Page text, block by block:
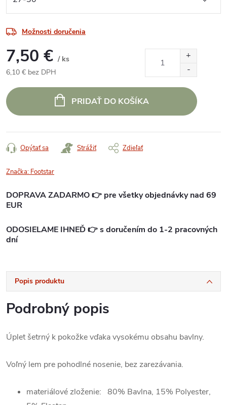
Možnosti doručenia
7,50 € / ks
6,10 € bez DPH
cena:
PRIDAŤ DO KOŠÍKA
Opýtať sa Strážiť Zdieľať
Značka: Footstar
DOPRAVA ZADARMO 👉 pre všetky objednávky nad 69
EUR
ODOSIELAME IHNEĎ 👉 s doručením do 1-2 pracovných
dní
Popis produktu
Podrobný popis
Úplet šetrný k pokožke vďaka vysokému obsahu bavlny.
Voľný lem pre pohodlné nosenie, bez zarezávania.
materiálové zloženie: 80% Bavlna, 15% Polyester,